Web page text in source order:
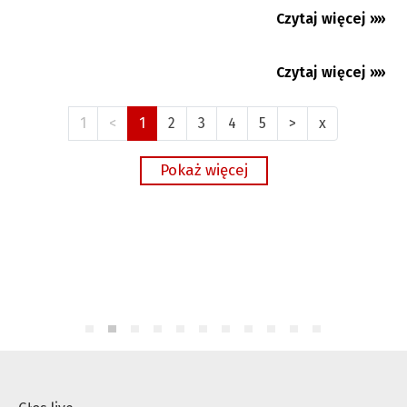
04.08.2026
Czytaj więcej »»
04.08.2026
Czytaj więcej »»
1 < 1 2 3 4 5 > x